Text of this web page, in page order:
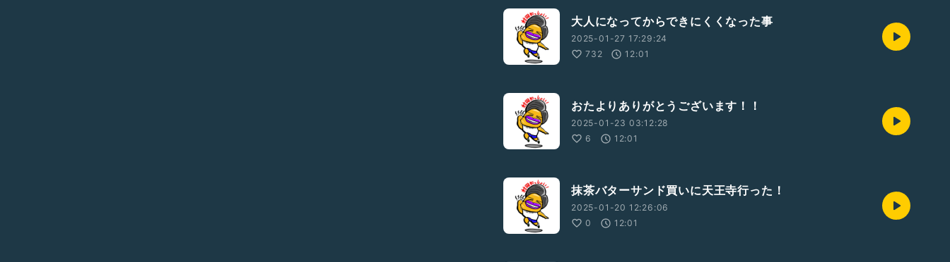
大人になってからできにくくなった事
2025-01-27 17:29:24
732
12:01
おたよりありがとうございます！！
2025-01-23 03:12:28
6
12:01
抹茶バターサンド買いに天王寺行った！
2025-01-20 12:26:06
0
12:01